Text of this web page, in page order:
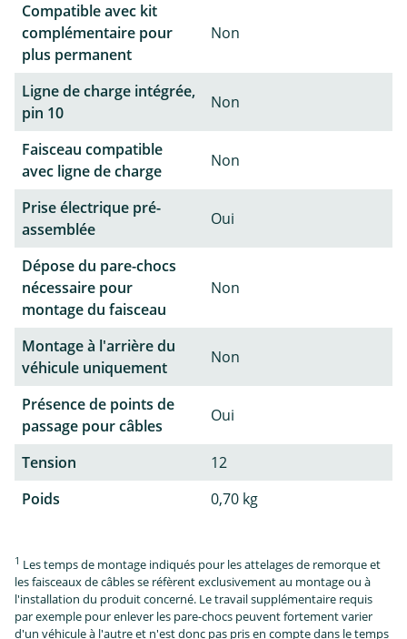
Compatible avec kit
complémentaire pour
plus permanent
Non
Ligne de charge intégrée,
pin 10
Non
Faisceau compatible
avec ligne de charge
Non
Prise électrique pré-
assemblée
Oui
Dépose du pare-chocs
nécessaire pour
montage du faisceau
Non
Montage à l'arrière du
véhicule uniquement
Non
Présence de points de
passage pour câbles
Oui
Tension
12
Poids
0,70 kg
1 Les temps de montage indiqués pour les attelages de remorque et
les faisceaux de câbles se réfèrent exclusivement au montage ou à
l'installation du produit concerné. Le travail supplémentaire requis
par exemple pour enlever les pare-chocs peuvent fortement varier
d'un véhicule à l'autre et n'est donc pas pris en compte dans le temps